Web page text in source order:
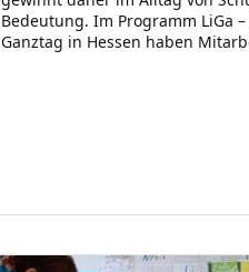
Bedeutung. Im Programm LiGa
Ganztag in Hessen haben